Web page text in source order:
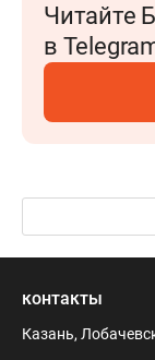
Читайте
в
контакты
Казань,